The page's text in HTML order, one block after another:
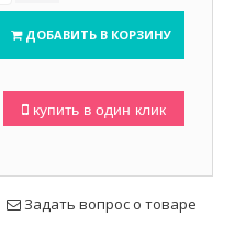
ДОБАВИТЬ В КОРЗИНУ
купить в один клик
Задать вопрос о товаре